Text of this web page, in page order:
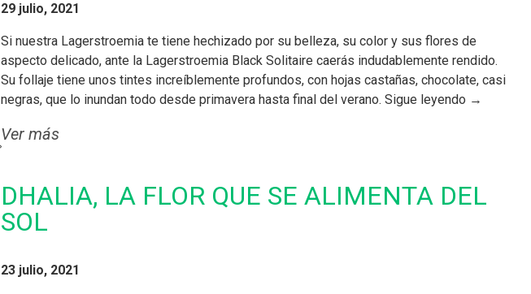
29 julio, 2021
Si nuestra Lagerstroemia te tiene hechizado por su belleza, su color y sus flores de
aspecto delicado, ante la Lagerstroemia Black Solitaire caerás indudablemente rendido.
Su follaje tiene unos tintes increíblemente profundos, con hojas castañas, chocolate, casi
negras, que lo inundan todo desde primavera hasta final del verano. Sigue leyendo →
Ver más
DHALIA, LA FLOR QUE SE ALIMENTA DEL
SOL
23 julio, 2021